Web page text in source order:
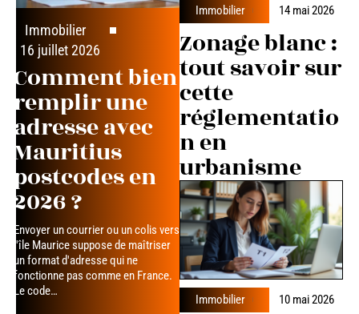
Immobilier
16 juillet 2026
Comment bien
remplir une
adresse avec
Mauritius
postcodes en
2026 ?
Envoyer un courrier ou un colis vers
l'île Maurice suppose de maîtriser
un format d'adresse qui ne
fonctionne pas comme en France.
Le code…
Immobilier 14 mai 2026
Zonage blanc :
tout savoir sur
cette
réglementatio
n en
urbanisme
Immobilier 10 mai 2026